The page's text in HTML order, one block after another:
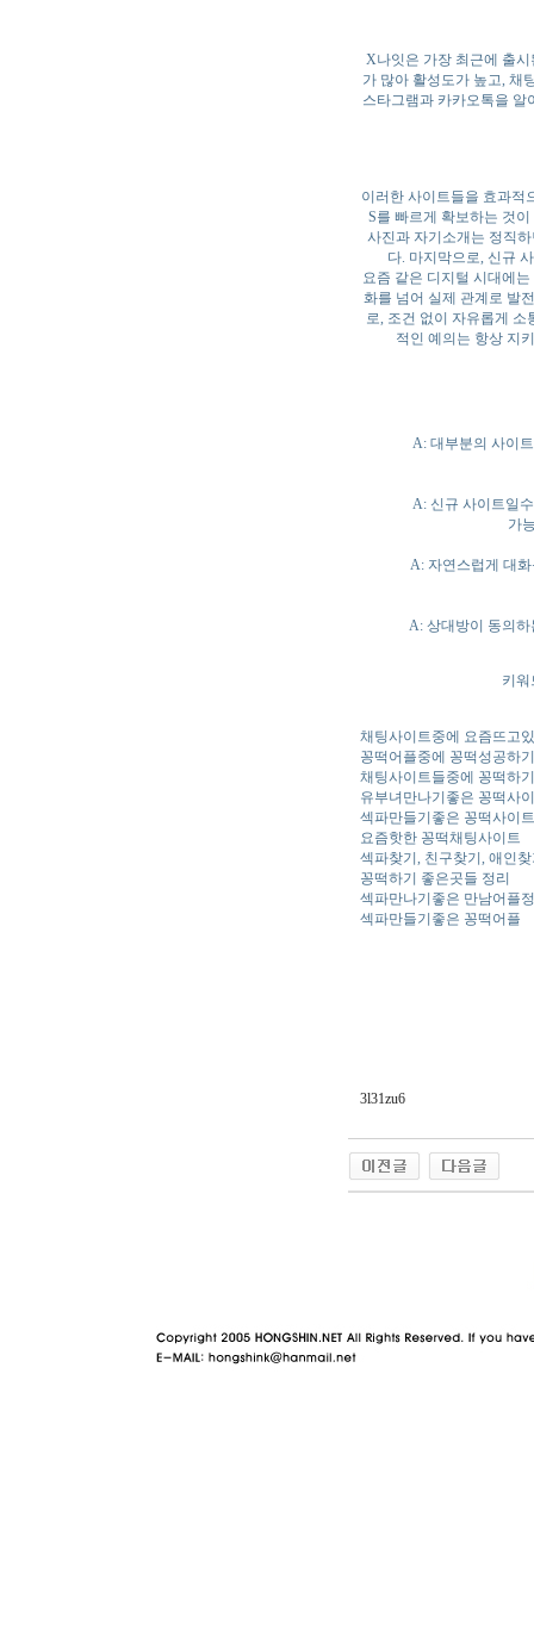
X나잇은 가장 최근에 출
가 많아 활성도가 높고, 채
스타그램과 카카오톡을 알
이러한 사이트들을 효과적
S를 빠르게 확보하는 것
사진과 자기소개는 정직
다. 마지막으로, 신규
요즘 같은 디지털 시대에
화를 넘어 실제 관계로 발
로, 조건 없이 자유롭게
적인 예의는 항상 지
A: 대부분의 사이
A: 신규 사이트일
가
A: 자연스럽게 대
A: 상대방이 동의
키
채팅사이트중에 요즘뜨고
꽁떡어플중에 꽁떡성공하
채팅사이트들중에 꽁떡하
유부녀만나기좋은 꽁떡사
섹파만들기좋은 꽁떡사이
요즘핫한 꽁떡채팅사이트
섹파찾기, 친구찾기, 애인
꽁떡하기 좋은곳들 정리
섹파만나기좋은 만남어플
섹파만들기좋은 꽁떡어플
3l31zu6